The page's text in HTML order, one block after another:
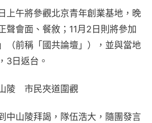
上午將參觀北京青年創業基地，晚
聲會面、餐敘；11月2日則將參加
（前稱「國共論壇」），並與當地
3日返台。
陵　市民夾道圍觀
中山陵拜謁，隊伍浩大，隨團發言